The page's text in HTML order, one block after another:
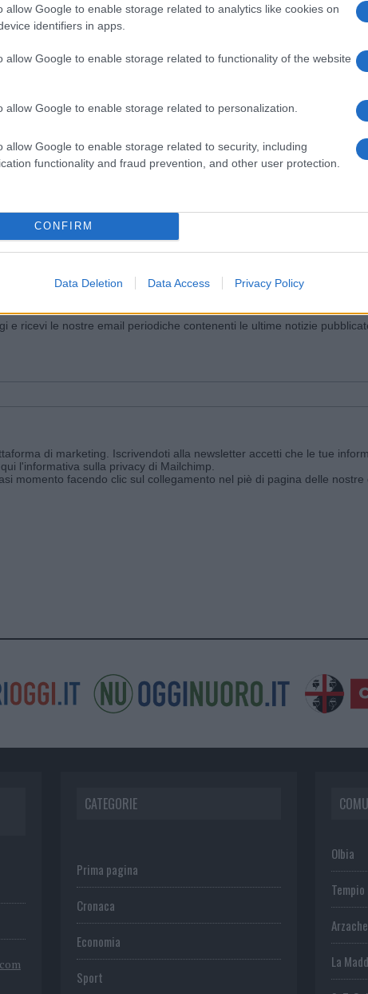
allow Google to enable storage related to analytics like cookies on
identifiers in apps.
allow Google to enable storage related to functionality of the website
allow Google to enable storage related to personalization.
allow Google to enable storage related to security, including
functionality and fraud prevention, and other user protection.
CONFIRM
Data Deletion Data Access Privacy Policy
e ricevi le nostre email periodiche contenenti le ultime notizie
di marketing. Iscrivendoti alla newsletter accetti che le tue
l'informativa sulla privacy di Mailchimp
momento facendo clic sul collegamento nel piè di pagina delle nostre
CATEGORIE
Prima pagina
Cronaca
Economia
Sport
Olbia
La